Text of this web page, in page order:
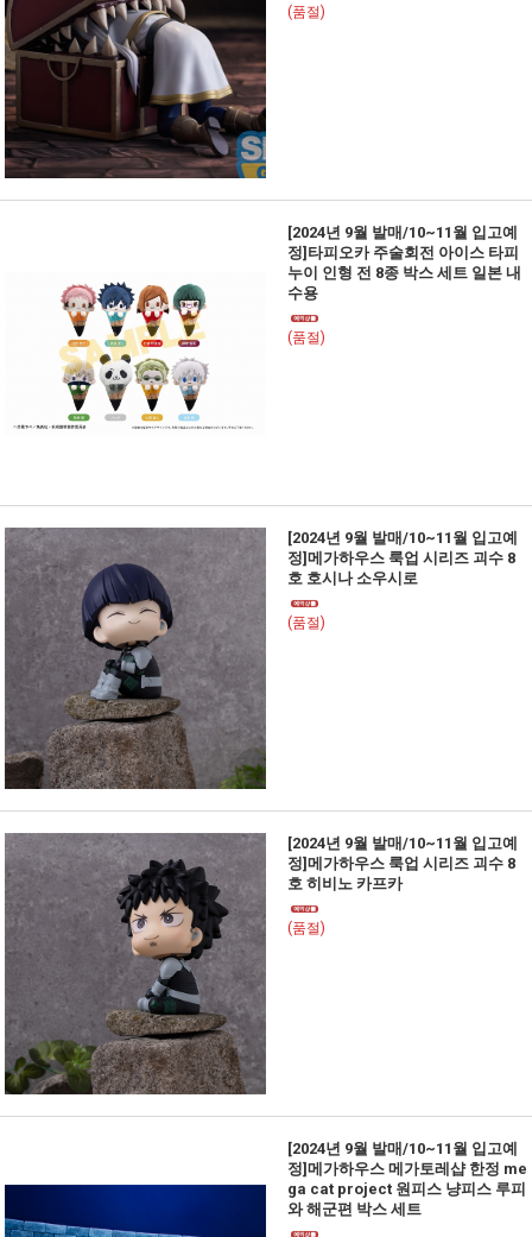
(품절)
[2024년 9월 발매/10~11월 입고예
정]타피오카 주술회전 아이스 타피
누이 인형 전 8종 박스 세트 일본 내
수용
(품절)
[2024년 9월 발매/10~11월 입고예
정]메가하우스 룩업 시리즈 괴수 8
호 호시나 소우시로
(품절)
[2024년 9월 발매/10~11월 입고예
정]메가하우스 룩업 시리즈 괴수 8
호 히비노 카프카
(품절)
[2024년 9월 발매/10~11월 입고예
정]메가하우스 메가토레샵 한정 me
ga cat project 원피스 냥피스 루피
와 해군편 박스 세트